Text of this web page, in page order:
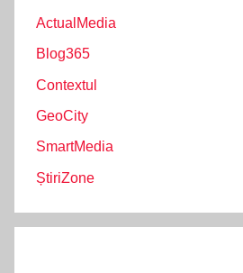
ActualMedia
Blog365
Contextul
GeoCity
SmartMedia
ȘtiriZone